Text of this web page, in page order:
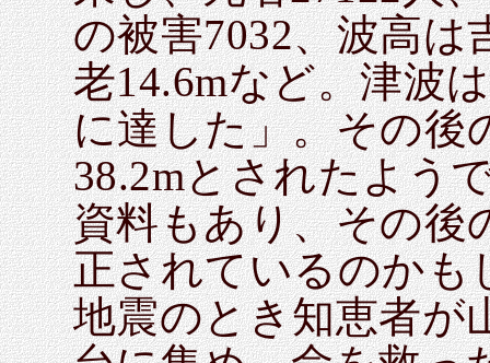
の被害7032、波高は
老14.6mなど。津波
に達した」。その後
38.2mとされたよう
資料もあり、その後
正されているのかも
地震のとき知恵者が